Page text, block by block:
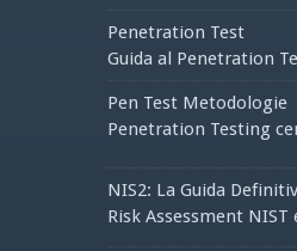
Penetration Test
Guida al Penetration
Pen Test Metodologie
Penetration Testing
NIS2: La Guida
Risk Assessment NIST